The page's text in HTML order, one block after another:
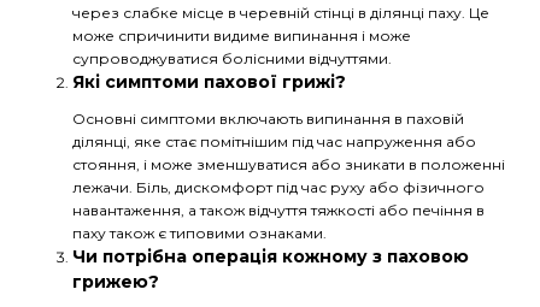
через слабке місце в черевній стінці в ділянці паху. Це
може спричинити видиме випинання і може
супроводжуватися болісними відчуттями.
Які симптоми пахової грижі?
Основні симптоми включають випинання в паховій
ділянці, яке стає помітнішим під час напруження або
стояння, і може зменшуватися або зникати в положенні
лежачи. Біль, дискомфорт під час руху або фізичного
навантаження, а також відчуття тяжкості або печіння в
паху також є типовими ознаками.
Чи потрібна операція кожному з паховою
грижею?